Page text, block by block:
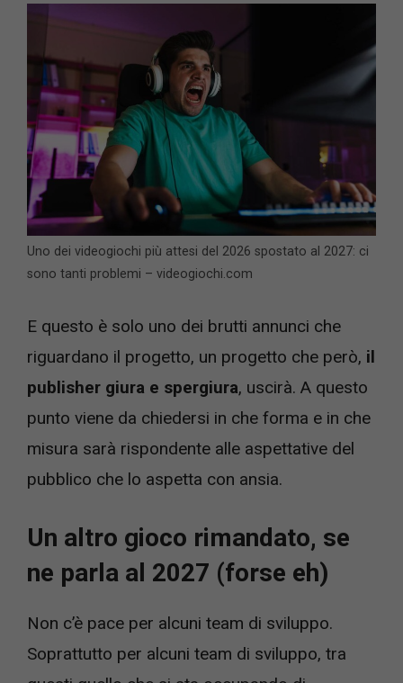
Uno dei videogiochi più attesi del 2026 spostato al 2027: ci
sono tanti problemi – videogiochi.com
E questo è solo uno dei brutti annunci che
riguardano il progetto, un progetto che però, il
publisher giura e spergiura, uscirà. A questo
punto viene da chiedersi in che forma e in che
misura sarà rispondente alle aspettative del
pubblico che lo aspetta con ansia.
Un altro gioco rimandato, se
ne parla al 2027 (forse eh)
Non c’è pace per alcuni team di sviluppo.
Soprattutto per alcuni team di sviluppo, tra